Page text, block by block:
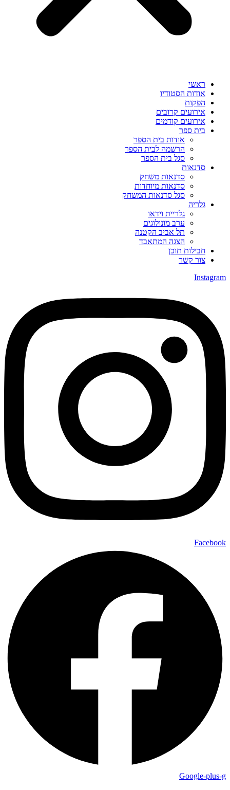
ראשי
אודות הסטודיו
הפקות
אירועים קרובים
אירועים קודמים
בית ספר
אודות בית הספר
הרשמה לבית הספר
סגל בית הספר
סדנאות
סדנאות משחק
סדנאות מיוחדות
סגל סדנאות המשחק
גלריה
גלריית וידאו
ערב מונולוגים
תל אביב הקטנה
הצגה המתאבד
חבילות תוכן
צור קשר
Instagram
Facebook
Google-plus-g